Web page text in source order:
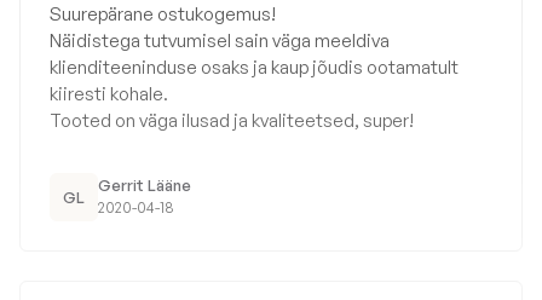
Suurepärane ostukogemus!
Näidistega tutvumisel sain väga meeldiva
klienditeeninduse osaks ja kaup jõudis ootamatult
kiiresti kohale.
Tooted on väga ilusad ja kvaliteetsed, super!
GL
Gerrit Lääne
2020-04-18